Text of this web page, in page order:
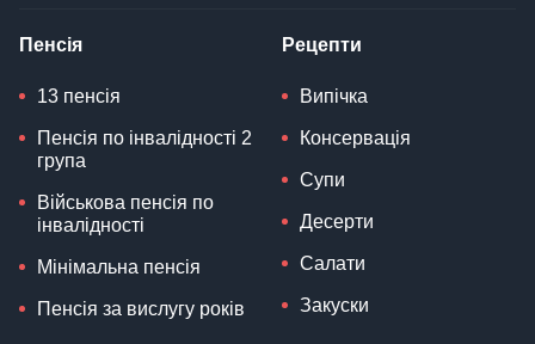
Пенсія
13 пенсія
Пенсія по інвалідності 2
група
Військова пенсія по
інвалідності
Мінімальна пенсія
Пенсія за вислугу років
Рецепти
Випічка
Консервація
Супи
Десерти
Салати
Закуски